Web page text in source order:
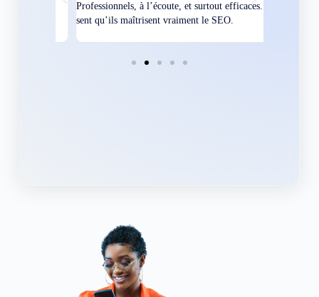
Professionnels, à l’écoute, et surtout efficaces. On
sent qu’ils maîtrisent vraiment le SEO.